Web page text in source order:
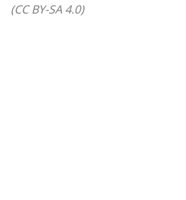
(CC BY-SA 4.0)